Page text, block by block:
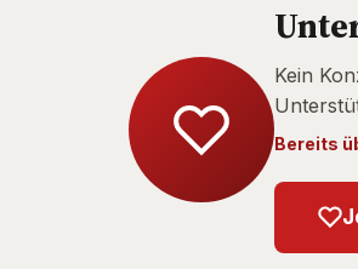
Kein
Bereits